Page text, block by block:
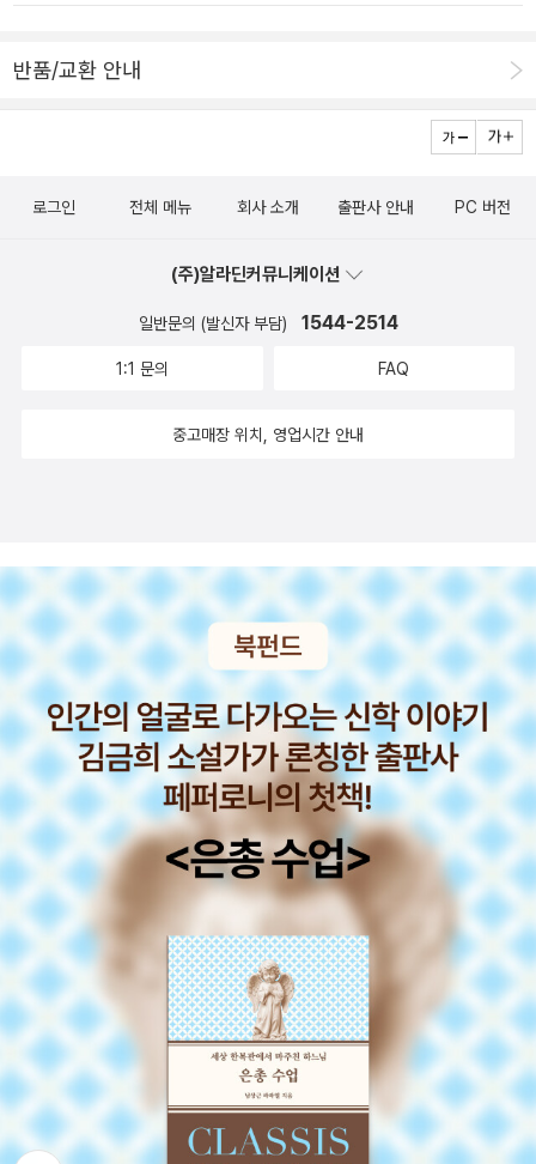
작은 것 하나라도 버리고 또 그같이 사람을 가르치는 자는 천국에서
자는 천국에서 크다 일컬음을 받으리라내가 너희에게 이르노니 너희
의가 서기관과 바리새인보다 더 낫지 못하면 결코 천국에 들어가지
못하리라- 율법: 우주가 존재하는 한 지속, 하나님 나라의 시민들은
대한 복종에 의해 측정될 것이다.- 개인적 순종뿐만 아니라 타인에게
님이 우리 안에서 행하시는 일은 하나님의 율법을 기록하는 것- 바리
새인 = 외적 율법 순종 < 그리스도인 → 더 깊은 순종(마음의 의) 4.
구든지 살인하면 심판을 받게 되리라 하였다는 것을 너희가 들었으나
리려다가 거기서 네 형제에게 원망들을 만한 일이 있는 것이 생각나
거든예물을 제단 앞에 두고 먼저 가서 형제와 화목하고 그 후에 와서
예물을 드리라너를 고발하는 자와 함께 길에 있을 때에 급히 사화하
라 그 고발하는 자가 너를 재판관에게 내어 주고 재판관이 옥리에게
내어 주어 옥에 가둘까 염려하라진실로 네게 이르노니 네가 한 푼이
라도 남김이 없이 다 갚기 전에는 결코 거기서 나오지 못하리라또 간
음하지 말라 하였다는 것을 너희가 들었으나나는 너희에게 이르노니
음욕을 품고 여자를 보는 자마다 마음에 이미 간음하였느니라만일 네
오른 눈이 너로 실족하게 하거든 빼어 내버리라 네 백체 중 하나가 없
어지고 온 몸이 지옥에 던져지지 않는 것이 유익하며또한 만일 네 오
른손이 너로 실족하게 하거든 찍어 내버리라 네 백체 중 하나가 없어
지고 온 몸이 지옥에 던져지지 않는 것이 유익하니라- 노하지 말라)
살인뿐 아니라 분노, 욕설, 모욕까지도 금지(제 6계명)- 예수님이 든
두 가지 실례) 기본적 상황: 누군가가 우리에 대해 불만을 갖고 있다.
기본적 교훈: 즉각적이고 긴급한 행동을 할 필요성- 만일 네 오른 눈
이 너로 실족하게 하거든 빼어 내버리라 네 백체 중 하나가 없어지고
온 몸이 지옥에 던져지지 않는 것이 유익하며 또한 만일 네 오른손이
너로 실족하게 하거든 찍어 내버리라 네 백체 중 하나가 없어지고 온
지 않은 듯 하다. '온 가족이 재미있게 보고 쉽게 읽는 만화성경' 이라
성경 신약 - 개역개정판 키이스 닐리.데이비드 마일즈 그림 / 규장(규
장문화사) / 2011년 9월 치즈랑 소금이랑 콩이랑 에쿠니 가오리.
가쿠타 미츠요.이노우에 아레노.모리 에토 지음, 임희선 옮김 / 시드
는데, 에쿠니 가오리의 작품인 것을 알았다. 저자를 좋아하는 지인에
스 & 사이 가담 지음, 왕수민 옮김 / 웅진지식하우스(웅진닷컴) / 201
1년 10월 이 책도 알사탕 게임을 하려다 발견한 책. 남자와 여자의
여 읽지 않을 수 없을 듯 하다. 우끼는 짬뽕어 달인 박수호 지음, 성지
사전'이라는 책 부제를 보면서 이미 구세대가 된 내게 꼭 필요하다는
음, 이시은 옮김, 윤형식 감수 / 진선북스(진선출판사) / 2011년 10
월 [카툰성경 신약 - 개역개정판] 을 보면서, 올 가을엔 기독교 서적
몇 권을 더 읽어야겠다는 생각에 고심끝에 몇 권의 책을 골라본다. 어
느 새 결혼 10주년을 훌쩍 넘긴 나의 결혼생활을 돌아보고, 곧 있으면
결혼을 하는 조카에게도 한 권 선물해볼까 하는 [결혼설명서] 언제나
존경하는 존 스토트 목사님의 산상수훈과 함께 우리 아들에게도 함께
읽으라고 권하고 싶은 [어린이 산상수훈] 이젠 만화로도 나온 [차마
신이 없다고 말하기 전에] 책 역시 올해가 가기 전에 꼭 읽어야겠다.
만화로 된 책은 우리 아들도 읽을 수 있을까 고민하게 된다. 결혼설명
서 조현삼 지음 / 생명의말씀사 / 2009년 3월 존 스토트의 산상
수훈 존 R. 스토트 지음, 정옥배 옮김 / 생명의말씀사 / 2011년 7
월 어린이 산상수훈 김혜경. 스데반 황 지음 / 토기장이 / 2010년
11월 차마 신이 없다고 말하기 전에 박영덕 지음 / IVP / 2009년
3월 만화로 보는 차마 신이 없다고 말하기 전에 박영덕 원작, 크레마
인드 글.그림 / 생명의말씀사 / 2011년 5월 오늘만 특가도서 - 배너
가 자꾸 눈에 보인다. [물리학자 정재승의 영화 속 과학학교 2] 무척
저렴한 가격인데, 아쉽게도 1권의 책은 품절인가보다. 세계역사에 관
심이 많은 아들에게 선물하고 싶은 책 - 이현세 만화 세계사 넓게 보
반품/교환 안내
로그인 전체 메뉴 회사 소개 출판사 안내 PC 버전
(주)알라딘커뮤니케이션
일반문의 (발신자 부담) 1544-2514
1:1 문의 FAQ
중고매장 위치, 영업시간 안내